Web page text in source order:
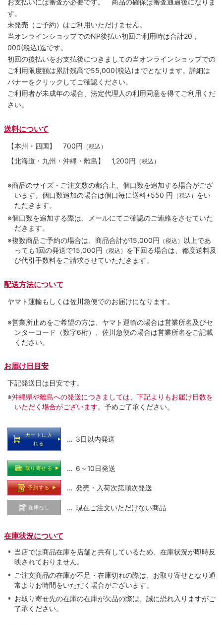
す。
未発売（ご予約）はご利用いただけません。
当オンラインショップでのNP後払い初回ご利用時は合計20，
000(税込)迄です。
初回の後払いをお支払後につきましての当オンラインショップでの
ご利用限度額は累計残高で55,000(税込)までとなります。詳細は
バナーをクリックしてご確認ください。
ご利用者が未成年の場合、法定代理人の利用同意を得てご利用くだ
さい。
送料について
【本州・四国】 700円 （税込）
【北海道・九州・沖縄・離島】 1,200円 （税込）
※商品のサイズ・ご注文数の都合上、個口数を追加する場合がござ
います。個口数追加の場合は個口毎に送料+550 円 （税込） をい
ただきます。
※個口数を追加する際は、メールにてご確認のご連絡をさせていた
だきます。
※複数商品ご予約の場合は、商品合計が15,000円 （税込） 以上であ
っても1回の発送で15,000円 （税込） を下回る場合は、都度送料及
び代引手数料をご請求させていただきます。
配送方法について
ヤマト運輸もしくは佐川急便でのお届けになります。
※営業所止めをご希望の方は、ヤマト運輸の場合は営業所名及びセ
ンターコード（数字6桁）、佐川急便の場合は営業所名をご記載
ください。
お届け日目安
下記発送日は目安です。
※沖縄県や離島への発送につきましては、下記よりもお届け日数を
いただく場合がございます。 予めご了承ください。
カートに入
れる
… 3日以内発送
取り寄せる … 6～10日発送
予約する … 発売・入荷次第順次発送
在庫なし … 現在ご注文いただけない商品
在庫状況について
当店では商品在庫を店舗と共有しているため、在庫状況が即時反
映されておりません。
ご注文商品の在庫が不足・在庫切れの際は、お取り寄せとなり通
常よりお時間をいただく場合がございます。
お取り寄せ先の在庫の在庫が欠品の際は、誠に恐れ入りますがご
了承ください。